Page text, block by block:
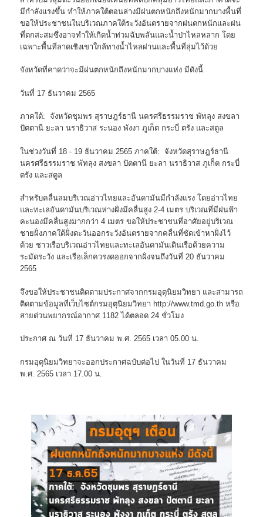
มีกำลังแรงขึ้น ทำให้ภาคใต้ตอนล่างมีฝนตกหนักถึงหนักมากบางพื้นที่
ขอให้ประชาชนในบริเวณภาคใต้ระวังอันตรายจากฝนตกหนักและฝน
ที่ตกสะสมซึ่งอาจทำให้เกิดน้ำท่วมฉับพลันและน้ำป่าไหลหลาก โดย
เฉพาะพื้นที่ลาดเชิงเขาใกล้ทางน้ำไหลผ่านและพื้นที่ลุ่มไว้ด้วย
จังหวัดที่คาดว่าจะมีฝนตกหนักถึงหนักมากบางแห่ง มีดังนี้
วันที่ 17 ธันวาคม 2565
ภาคใต้: จังหวัดชุมพร สุราษฎร์ธานี นครศรีธรรมราช พัทลุง สงขลา
ปัตตานี ยะลา นราธิวาส ระนอง พังงา ภูเก็ต กระบี่ ตรัง และสตูล
ในช่วงวันที่ 18 - 19 ธันวาคม 2565 ภาคใต้: จังหวัดสุราษฎร์ธานี
นครศรีธรรมราช พัทลุง สงขลา ปัตตานี ยะลา นราธิวาส ภูเก็ต กระบี่
ตรัง และสตูล
สำหรับคลื่นลมบริเวณอ่าวไทยและอันดามันมีกำลังแรง โดยอ่าวไทย
และทะเลอันดามันบริเวณห่างฝั่งมีคลื่นสูง 2-4 เมตร บริเวณที่มีฝนฟ้า
คะนองมีคลื่นสูงมากกว่า 4 เมตร ขอให้ประชาชนที่อาศัยอยู่บริเวณ
ชายฝั่งภาคใต้ฝั่งตะวันออกระวังอันตรายจากคลื่นที่ซัดเข้าหาฝั่งไว้
ด้วย ชาวเรือบริเวณอ่าวไทยและทะเลอันดามันเดินเรือด้วยความ
ระมัดระวัง และเรือเล็กควรงดออกจากฝั่งจนถึงวันที่ 20 ธันวาคม
2565
จึงขอให้ประชาชนติดตามประกาศจากกรมอุตุนิยมวิทยา และสามารถ
ติดตามข้อมูลที่เว็บไซต์กรมอุตุนิยมวิทยา http://www.tmd.go.th หรือ
สายด่วนพยากรณ์อากาศ 1182 ได้ตลอด 24 ชั่วโมง
ประกาศ ณ วันที่ 17 ธันวาคม พ.ศ. 2565 เวลา 05.00 น.
กรมอุตุนิยมวิทยาจะออกประกาศฉบับต่อไป ในวันที่ 17 ธันวาคม
พ.ศ. 2565 เวลา 17.00 น.